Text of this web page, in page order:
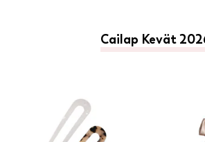
Cailap Kevät